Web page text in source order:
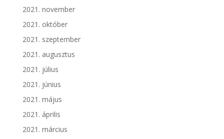
2021. november
2021. október
2021. szeptember
2021. augusztus
2021. július
2021. június
2021. május
2021. április
2021. március